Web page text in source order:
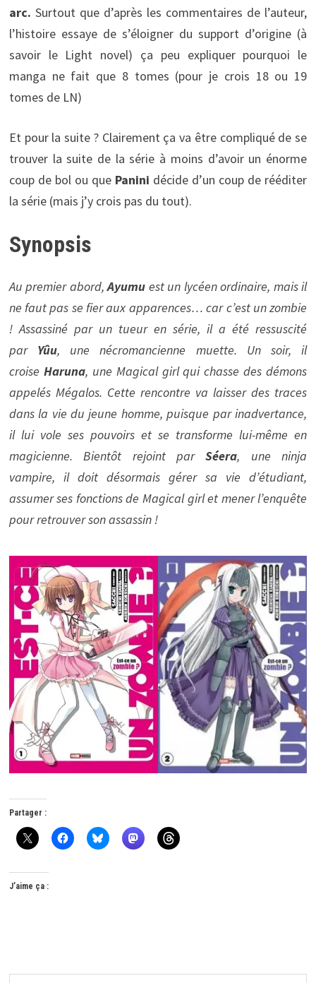
arc. Surtout que d’après les commentaires de l’auteur,
l’histoire essaye de s’éloigner du support d’origine (à
savoir le Light novel) ça peu expliquer pourquoi le
manga ne fait que 8 tomes (pour je crois 18 ou 19
tomes de LN)
Et pour la suite ? Clairement ça va être compliqué de se
trouver la suite de la série à moins d’avoir un énorme
coup de bol ou que Panini décide d’un coup de rééditer
la série (mais j’y crois pas du tout).
Synopsis
Au premier abord,Ayumu est un lycéen ordinaire, mais il
ne faut pas se fier aux apparences… car c’est un zombie
! Assassiné par un tueur en série, il a été ressuscité
par Yûu, une nécromancienne muette. Un soir, il
croise Haruna, une Magical girl qui chasse des démons
appelés Mégalos. Cette rencontre va laisser des traces
dans la vie du jeune homme, puisque par inadvertance,
il lui vole ses pouvoirs et se transforme lui-même en
magicienne. Bientôt rejoint parSéera, une ninja
vampire, il doit désormais gérer sa vie d’étudiant,
assumer ses fonctions de Magical girl et mener l’enquête
pour retrouver son assassin !
Partager :
J’aime ça :